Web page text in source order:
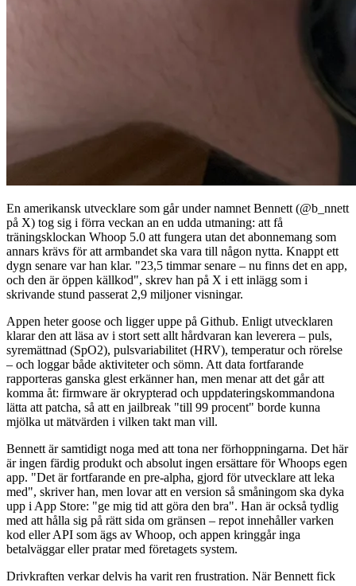
En amerikansk utvecklare som går under namnet Bennett (@b_nnett
på X) tog sig i förra veckan an en udda utmaning: att få
träningsklockan Whoop 5.0 att fungera utan det abonnemang som
annars krävs för att armbandet ska vara till någon nytta. Knappt ett
dygn senare var han klar. "23,5 timmar senare – nu finns det en app,
och den är öppen källkod", skrev han på X i ett inlägg som i
skrivande stund passerat 2,9 miljoner visningar.
Appen heter goose och ligger uppe på Github. Enligt utvecklaren
klarar den att läsa av i stort sett allt hårdvaran kan leverera – puls,
syremättnad (SpO2), pulsvariabilitet (HRV), temperatur och rörelse
– och loggar både aktiviteter och sömn. Att data fortfarande
rapporteras ganska glest erkänner han, men menar att det går att
komma åt: firmware är okrypterad och uppdateringskommandona
lätta att patcha, så att en jailbreak "till 99 procent" borde kunna
mjölka ut mätvärden i vilken takt man vill.
Bennett är samtidigt noga med att tona ner förhoppningarna. Det här
är ingen färdig produkt och absolut ingen ersättare för Whoops egen
app. "Det är fortfarande en pre-alpha, gjord för utvecklare att leka
med", skriver han, men lovar att en version så småningom ska dyka
upp i App Store: "ge mig tid att göra den bra". Han är också tydlig
med att hålla sig på rätt sida om gränsen – repot innehåller varken
kod eller API som ägs av Whoop, och appen kringgår inga
betalväggar eller pratar med företagets system.
Drivkraften verkar delvis ha varit ren frustration. När Bennett fick